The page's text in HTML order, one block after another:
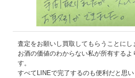
査定をお願いし買取してもらうことにし
お酒の価値のわからない私が所有するよ
す。
すべてLINEで完了するのも便利だと思い